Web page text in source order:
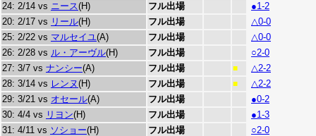
24: 2/14 vs ニース(H) フル出場
●1-2
20: 2/17 vs リール(H) フル出場
△0-0
25: 2/22 vs マルセイユ(A) フル出場
△0-0
26: 2/28 vs ル・アーヴル(H) フル出場
○2-0
27: 3/7 vs ナンシー(A) フル出場 ■
△2-2
28: 3/14 vs レンヌ(H) フル出場 ■
△2-2
29: 3/21 vs オセール(A) フル出場
●0-2
30: 4/4 vs リヨン(H) フル出場
●1-3
31: 4/11 vs ソショー(H) フル出場
○2-0